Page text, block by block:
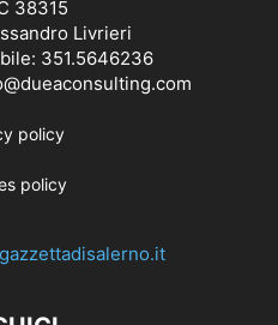
38315
Livrieri
351.5646236
policy
policy